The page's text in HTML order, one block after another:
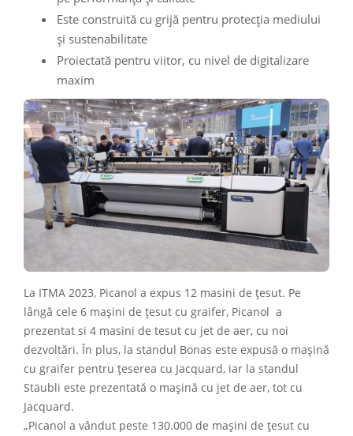
Este construită cu grijă pentru protecția mediului
și sustenabilitate
Proiectată pentru viitor, cu nivel de digitalizare
maxim
La ITMA 2023, Picanol a expus 12 masini de țesut. Pe
lângă cele 6 mașini de țesut cu graifer, Picanol a
prezentat si 4 masini de tesut cu jet de aer, cu noi
dezvoltări. În plus, la standul Bonas este expusă o mașină
cu graifer pentru țeserea cu Jacquard, iar la standul
Stäubli este prezentată o mașină cu jet de aer, tot cu
Jacquard.
„Picanol a vândut peste 130.000 de mașini de țesut cu